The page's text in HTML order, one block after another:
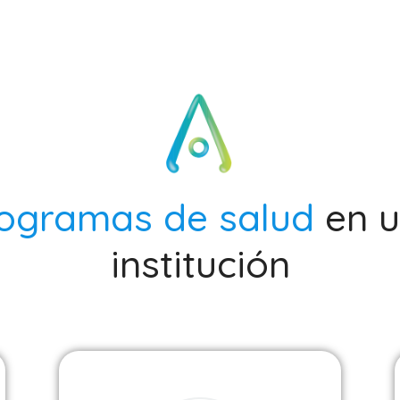
de salud en
institución